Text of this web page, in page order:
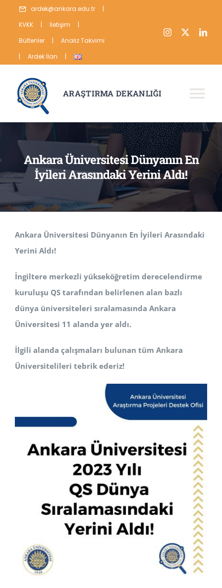
content
ardek@ankara.edu.tr
|
KVKK
| İletişim
|
Bültenler
|
Analiz Takvimi
|
Ardek İlan |
ARAŞTIRMA DEKANLIĞI
HAKKIMIZDA
ARAŞTIRMA
YAYIN
Ankara Üniversitesi Dünyanın En
İyileri Arasındaki Yerini Aldı!
Ankara Üniversitesi Dünyanın En İyileri Arasındaki
Yerini Aldı!
İngiltere merkezli yükseköğretim derecelendirme
kuruluşu QS tarafından belirlenen alan bazlı
dünya üniversiteleri sıralamasında Ankara
Üniversitesi 11 alanda yer aldı.
İlgili alanda çalışmaları bulunan tüm Ankara
Üniversitelileri tebrik ederiz!